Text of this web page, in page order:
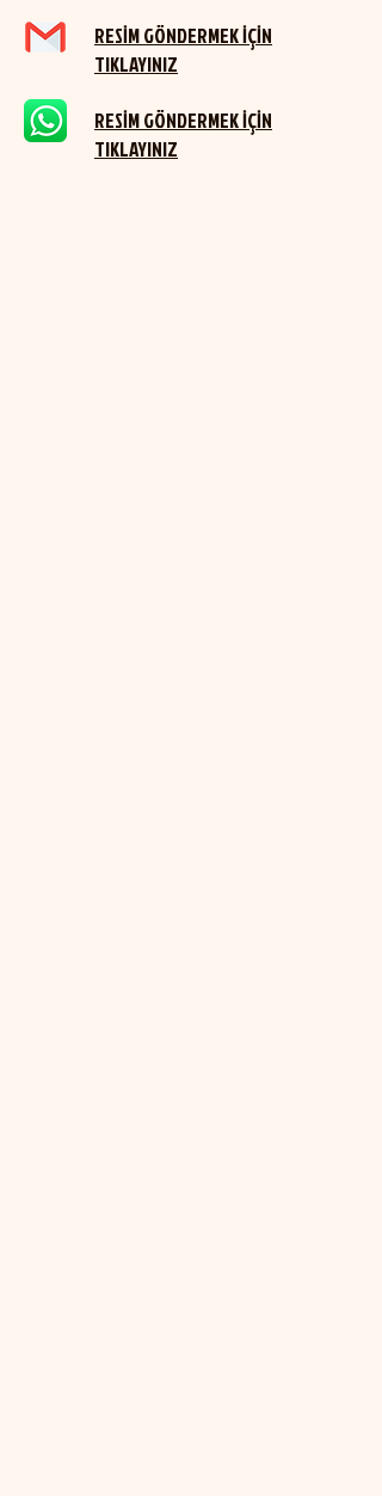
RESİM GÖNDERMEK İÇİN
TIKLAYINIZ
RESİM GÖNDERMEK İÇİN
TIKLAYINIZ